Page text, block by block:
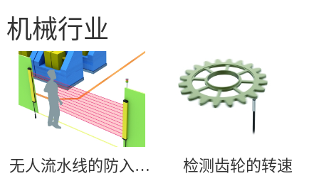
机械行业
无人流水线的防入侵检测 检测齿轮的转速